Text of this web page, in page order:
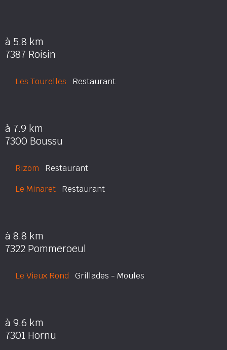
à 5.8 km
7387 Roisin
Les Tourelles Restaurant
à 7.9 km
7300 Boussu
Rizom Restaurant
Le Minaret Restaurant
à 8.8 km
7322 Pommeroeul
Le Vieux Rond Grillades - Moules
à 9.6 km
7301 Hornu